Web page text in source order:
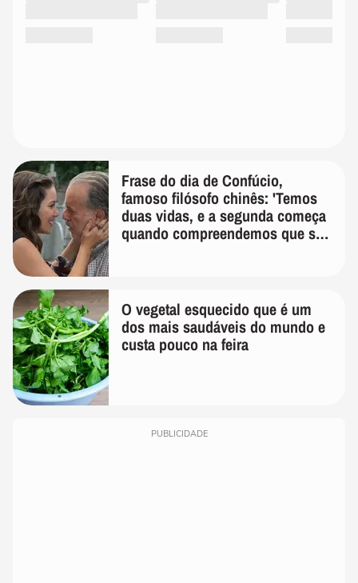
Frase do dia de Confúcio,
famoso filósofo chinês: 'Temos
duas vidas, e a segunda começa
quando compreendemos que só
O vegetal esquecido que é um
dos mais saudáveis do mundo e
custa pouco na feira
PUBLICIDADE